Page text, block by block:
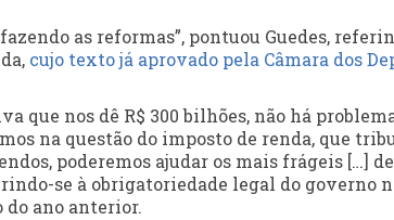
as reformas”, pontuou Guedes,
cujo texto já aprovado pela Câmara dos
que nos dê R$ 300 bilhões, não há
na questão do imposto de renda, que
poderemos ajudar os mais frágeis […]
se à obrigatoriedade legal do governo
ano anterior.